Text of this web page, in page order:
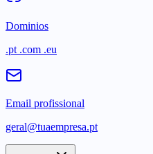
Dominios
.pt .com .eu
Email profissional
geral@tuaempresa.pt